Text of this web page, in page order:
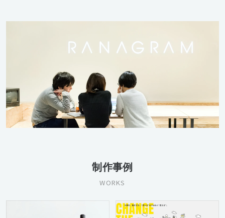
制作事例
WORKS